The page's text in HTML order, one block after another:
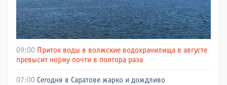
09:00 Приток воды в волжские водохранилища в августе
превысит норму почти в полтора раза
07:00 Сегодня в Саратове жарко и дождливо